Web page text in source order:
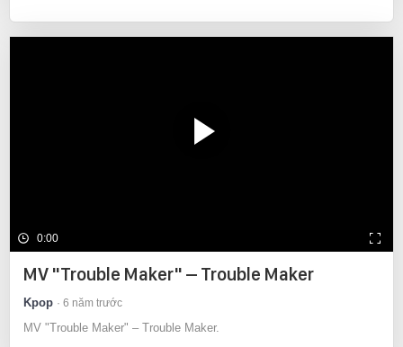
0:00
MV "Trouble Maker" – Trouble Maker
Kpop 6 năm trước
MV "Trouble Maker" – Trouble Maker.